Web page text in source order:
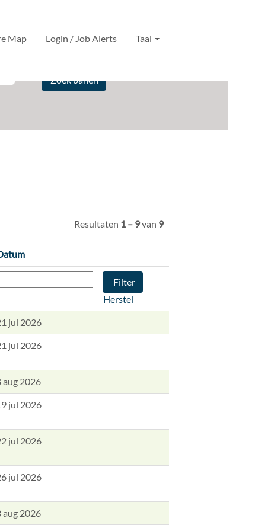
Map Login / Job Alerts Taal
Resultaten 1 – 9van 9
Herstel
jul 2026
jul 2026
aug 2026
jul 2026
jul 2026
jul 2026
aug 2026